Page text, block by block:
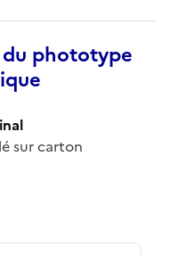
phototype
sur carton